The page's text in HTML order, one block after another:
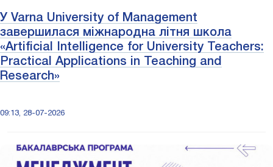
У Varna University of Management
завершилася міжнародна літня школа
«Artificial Intelligence for University Teachers:
Practical Applications in Teaching and
Research»
09:13, 28-07-2026